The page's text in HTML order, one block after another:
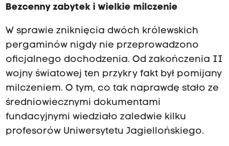
Bezcenny zabytek i wielkie milczenie
W sprawie zniknięcia dwóch królewskich
pergaminów nigdy nie przeprowadzono
oficjalnego dochodzenia. Od zakończenia II
wojny światowej ten przykry fakt był pomijany
milczeniem. O tym, co tak naprawdę stało ze
średniowiecznymi dokumentami
fundacyjnymi wiedziało zaledwie kilku
profesorów Uniwersytetu Jagiellońskiego.